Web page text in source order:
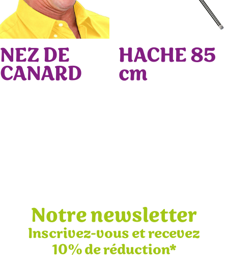
NEZ DE
CANARD
HACHE 85
cm
Notre newsletter
Inscrivez-vous et recevez
10% de réduction*